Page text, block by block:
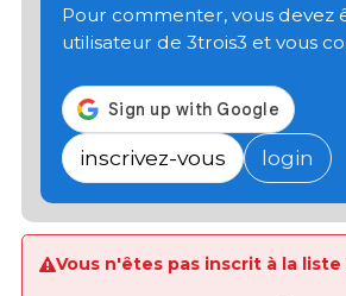
Pour commenter, vous devez
utilisateur de 3trois3 et vous
inscrivez-vous login
Vous n'êtes pas inscrit à la